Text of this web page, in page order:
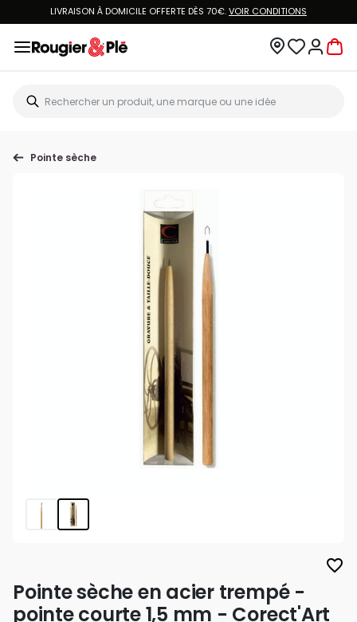
LIVRAISON À DOMICILE OFFERTE DÈS 70€.VOIR CONDITIONS
Pointe sèche
favorite_border
Pointe sèche en acier trempé -
pointe courte 1,5 mm - Corect'Art